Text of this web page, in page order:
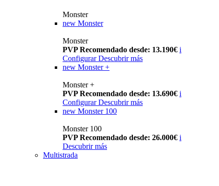
Monster
new Monster
Monster
PVP Recomendado desde: 13.190€ i
Configurar Descubrir más
new Monster +
Monster +
PVP Recomendado desde: 13.690€ i
Configurar Descubrir más
new Monster 100
Monster 100
PVP Recomendado desde: 26.000€ i
Descubrir más
Multistrada